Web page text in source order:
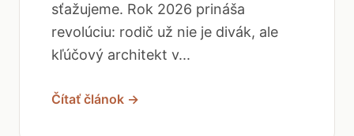
sťažujeme. Rok 2026 prináša
revolúciu: rodič už nie je divák, ale
kľúčový architekt v...
Čítať článok →